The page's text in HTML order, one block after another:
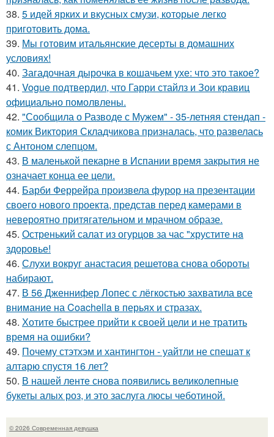
38. 5 идей ярких и вкусных смузи, которые легко
приготовить дома.
39. Мы готовим итальянские десерты в домашних
условиях!
40. Загадочная дырочка в кошачьем ухе: что это такое?
41. Vogue подтвердил, что Гарри стайлз и Зои кравиц
официально помолвлены.
42. "Сообщила о Разводе с Мужем" - 35-летняя стендап -
комик Виктория Складчикова призналась, что развелась
с Антоном слепцом.
43. В маленькой пекарне в Испании время закрытия не
означает конца ее цели.
44. Барби Феррейра произвела фурор на презентации
своего нового проекта, представ перед камерами в
невероятно притягательном и мрачном образе.
45. Остренький салат из огурцов за час "хрустите нa
здоровье!
46. Слухи вокруг анастасия решетова снова обороты
набирают.
47. В 56 Дженнифер Лопес с лёгкостью захватила все
внимание на Coachella в перьях и стразах.
48. Хотите быстрее прийти к своей цели и не тратить
время на ошибки?
49. Почему стэтхэм и хантингтон - уайтли не спешат к
алтарю спустя 16 лет?
50. В нашей ленте снова появились великолепные
букеты алых роз, и это заслуга люсы чеботиной.
© 2026 Современная девушка